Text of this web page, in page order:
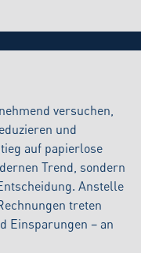
versuchen,
und
auf papierlose
Trend, sondern
Anstelle
treten
Einsparungen – an